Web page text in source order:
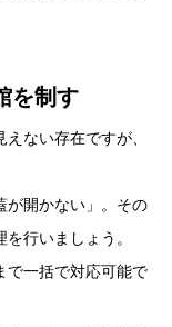
を制す
ない存在ですが、
が開かない」。その
行いましょう。
で一括で対応可能で